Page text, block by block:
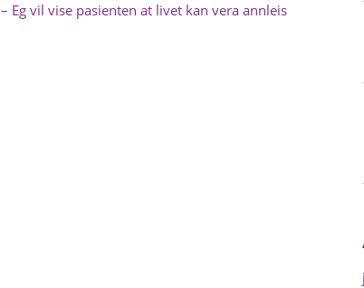
– Eg vil vise pasienten at livet kan vera annleis